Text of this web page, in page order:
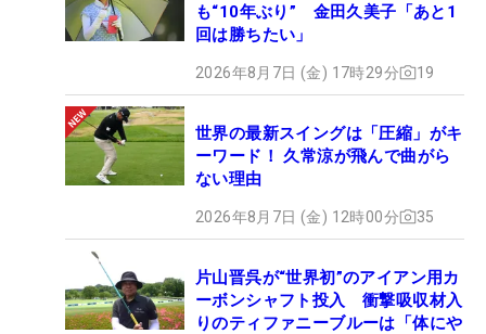
も“10年ぶり” 金田久美子「あと1
回は勝ちたい」
2026年8月7日 (金) 17時29分 19
世界の最新スイングは「圧縮」がキ
ーワード！ 久常涼が飛んで曲がら
ない理由
2026年8月7日 (金) 12時00分 35
片山晋呉が“世界初”のアイアン用カ
ーボンシャフト投入 衝撃吸収材入
りのティファニーブルーは「体にや